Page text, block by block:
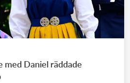
med Daniel räddade